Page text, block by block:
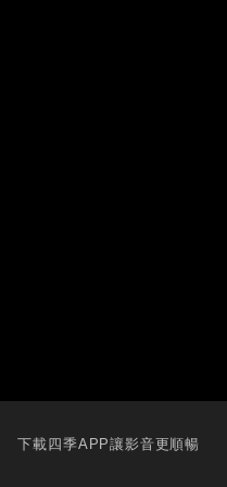
下載四季APP讓影音更順暢